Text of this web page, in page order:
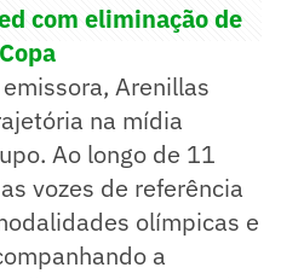
com eliminação de
Arenillas
na mídia
Ao longo de 11
vozes de referência
olímpicas e
a